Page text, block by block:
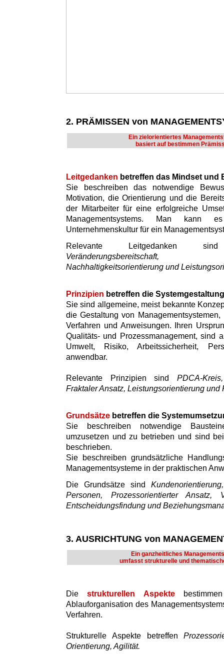
2. PRÄMISSEN von
Ein zielorientiertes
basiert auf bestimmen
Leitgedanken betreffen das Mindset und
Sie beschreiben das notwendige
Motivation, die Orientierung und die
der Mitarbeiter für eine erfolgreiche
Managementsystems. Man kann
Unternehmenskultur für ein
Relevante Leitgedanken
Veränderungsbereitschaft,
Nachhaltigkeitsorientierung und
Prinzipien betreffen die Systemgestaltung
Sie sind allgemeine, meist bekannte
die Gestaltung von
Verfahren und Anweisungen. Ihren
Qualitäts- und Prozessmanagement, sind
Umwelt, Risiko, Arbeitssicherheit,
anwendbar.
Relevante Prinzipien sind PDCA-
Fraktaler Ansatz, Leistungsorientierung und
Grundsätze betreffen die
Sie beschreiben notwendige
umzusetzen und zu betrieben und sind
beschrieben.
Sie beschreiben grundsätzliche
Managementsysteme in der praktischen
Die Grundsätze sind
Personen, Prozessorientierter Ansatz,
Entscheidungsfindung und
3. AUSRICHTUNG von
Ein ganzheitliches
umfasst strukturelle und
Diestrukturellen Aspekte
Ablauforganisation des
Verfahren.
Strukturelle Aspekte betreffen
Orientierung, Agilität.